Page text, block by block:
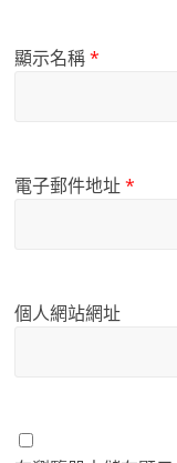
顯示名稱*
電子郵件地址*
個人網站網址